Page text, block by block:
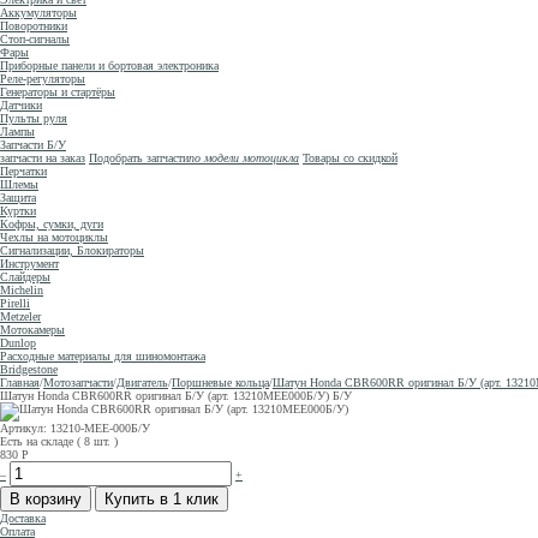
Аккумуляторы
Поворотники
Стоп-сигналы
Фары
Приборные панели и бортовая электроника
Реле-регуляторы
Генераторы и стартёры
Датчики
Пульты руля
Лампы
Запчасти Б/У
запчасти на заказ Подобрать запчастипо модели мотоцикла Товары со скидкой
Перчатки
Шлемы
Защита
Куртки
Кофры, сумки, дуги
Чехлы на мотоциклы
Сигнализации, Блокираторы
Инструмент
Слайдеры
Michelin
Pirelli
Metzeler
Мотокамеры
Dunlop
Расходные материалы для шиномонтажа
Bridgestone
Главная/Мотозапчасти/Двигатель/Поршневые кольца/Шатун Honda CBR600RR оригинал Б/У (арт.
Шатун Honda CBR600RR оригинал Б/У (арт. 13210MEE000Б/У) Б/У
Артикул: 13210-MEE-000Б/У
Есть на складе ( 8 шт. )
830 Р
–
+
Доставка
Оплата